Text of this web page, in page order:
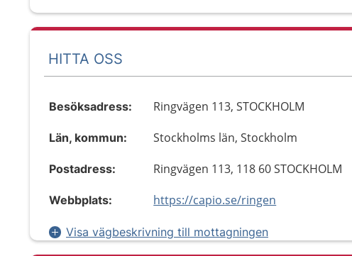
HITTA OSS
Besöksadress: Ringvägen 113, STOCKHOLM
Län, kommun: Stockholms län, Stockholm
Postadress: Ringvägen 113, 118 60 STOCKHOLM
Webbplats: https://capio.se/ringen
Visa vägbeskrivning till mottagningen